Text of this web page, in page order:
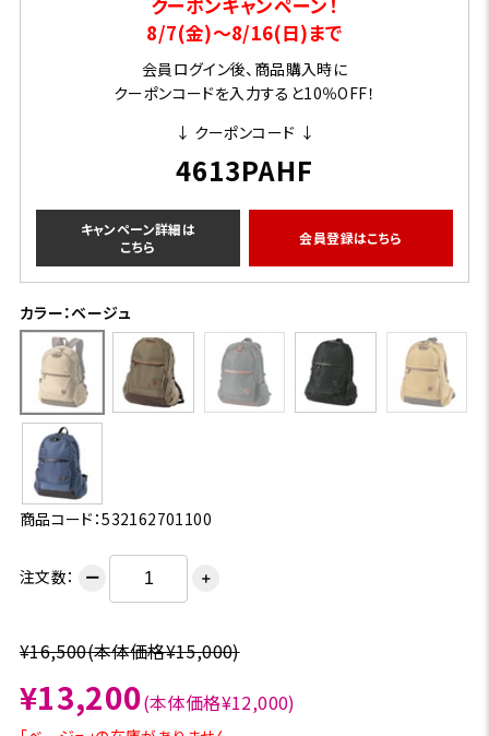
8/7(金)～8/16(日)まで
会員ログイン後、商品購入時に
クーポンコードを入力すると10％OFF！
↓ クーポンコード ↓
4613PAHF
キャンペーン詳細は
こちら
会員登録はこちら
カラー：ベージュ
商品コード：532162701100
注文数： ー ＋
¥16,500(本体価格¥15,000)
¥13,200(本体価格¥12,000)